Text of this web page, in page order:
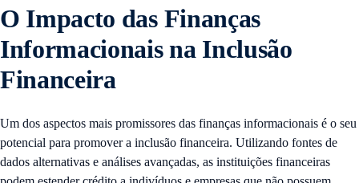
O Impacto das Finanças
Informacionais na Inclusão
Financeira
Um dos aspectos mais promissores das finanças informacionais é o seu
potencial para promover a inclusão financeira. Utilizando fontes de
dados alternativas e análises avançadas, as instituições financeiras